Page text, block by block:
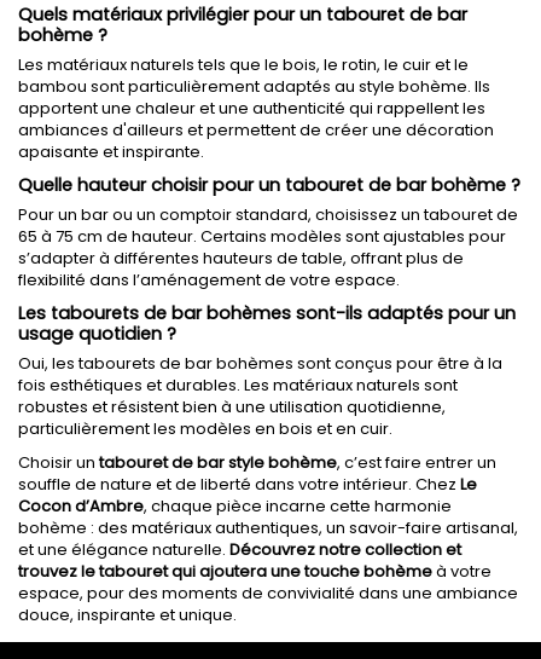
Quels matériaux privilégier pour un tabouret de bar
bohème ?
Les matériaux naturels tels que le bois, le rotin, le cuir et le
bambou sont particulièrement adaptés au style bohème. Ils
apportent une chaleur et une authenticité qui rappellent les
ambiances d'ailleurs et permettent de créer une décoration
apaisante et inspirante.
Quelle hauteur choisir pour un tabouret de bar bohème ?
Pour un bar ou un comptoir standard, choisissez un tabouret de
65 à 75 cm de hauteur. Certains modèles sont ajustables pour
s’adapter à différentes hauteurs de table, offrant plus de
flexibilité dans l’aménagement de votre espace.
Les tabourets de bar bohèmes sont-ils adaptés pour un
usage quotidien ?
Oui, les tabourets de bar bohèmes sont conçus pour être à la
fois esthétiques et durables. Les matériaux naturels sont
robustes et résistent bien à une utilisation quotidienne,
particulièrement les modèles en bois et en cuir.
Choisir untabouret de bar style bohème, c’est faire entrer un
souffle de nature et de liberté dans votre intérieur. Chez Le
Cocon d’Ambre, chaque pièce incarne cette harmonie
bohème : des matériaux authentiques, un savoir-faire artisanal,
et une élégance naturelle. Découvrez notre collection et
trouvez le tabouret qui ajoutera une touche bohèmeà votre
espace, pour des moments de convivialité dans une ambiance
douce, inspirante et unique.